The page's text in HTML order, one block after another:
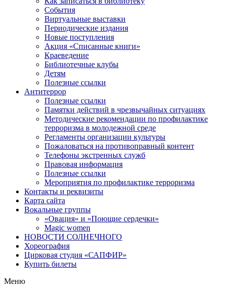
События
Виртуальные выставки
Периодические издания
Новые поступления
Акция «Списанные книги»
Краеведение
Библиотечные клубы
Детям
Полезные ссылки
Антитеррор
Полезные ссылки
Памятки действий в чрезвычайных ситуациях
Методические рекомендации по профилактике
терроризма в молодежной среде
Регламенты организации культуры
Пожаловаться на противоправный контент
Телефоны экстренных служб
Правовая информация
Полезные ссылки
Мероприятия по профилактике терроризма
Контакты и реквизиты
Карта сайта
Вокальные группы
«Овация» и «Поющие сердечки»
Magic women
НОВОСТИ СОЛНЕЧНОГО
Хореография
Цирковая студия «САПФИР»
Купить билеты
Меню